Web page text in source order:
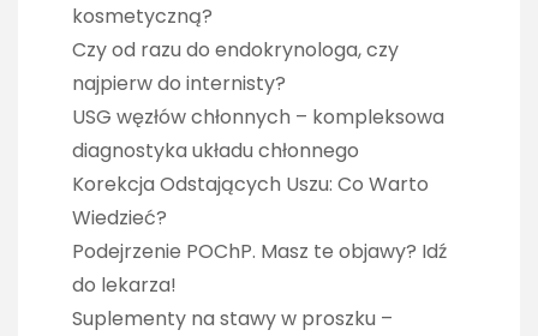
kosmetyczną?
Czy od razu do endokrynologa, czy
najpierw do internisty?
USG węzłów chłonnych – kompleksowa
diagnostyka układu chłonnego
Korekcja Odstających Uszu: Co Warto
Wiedzieć?
Podejrzenie POChP. Masz te objawy? Idź
do lekarza!
Suplementy na stawy w proszku –